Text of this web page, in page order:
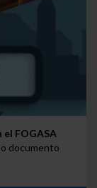
FOGASA
documento